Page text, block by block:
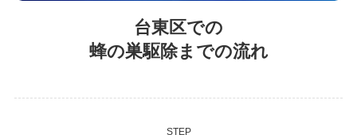
台東区での
蜂の巣駆除までの流れ
STEP